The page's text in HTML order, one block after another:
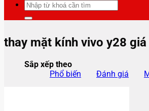
Tìm
kiếm:
thay mặt kính vivo y28 giá
Sắp xếp theo
Phổ biến
Đánh giá